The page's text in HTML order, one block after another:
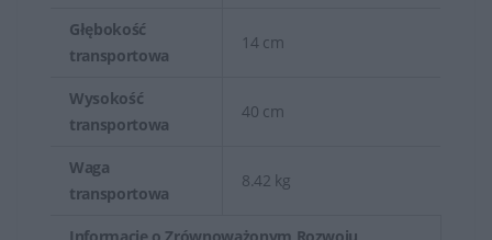
Głębokość
transportowa
14 cm
Wysokość
transportowa
40 cm
Waga
transportowa
8.42 kg